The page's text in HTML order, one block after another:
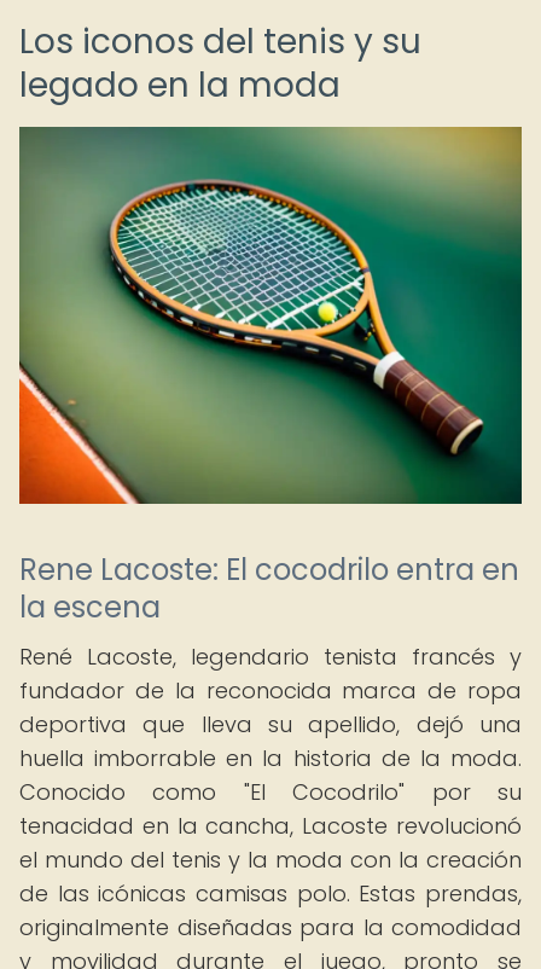
Los iconos del tenis y su
legado en la moda
Rene Lacoste: El cocodrilo entra en
la escena
René Lacoste, legendario tenista francés y
fundador de la reconocida marca de ropa
deportiva que lleva su apellido, dejó una
huella imborrable en la historia de la moda.
Conocido como "El Cocodrilo" por su
tenacidad en la cancha, Lacoste revolucionó
el mundo del tenis y la moda con la creación
de las icónicas camisas polo. Estas prendas,
originalmente diseñadas para la comodidad
y movilidad durante el juego, pronto se